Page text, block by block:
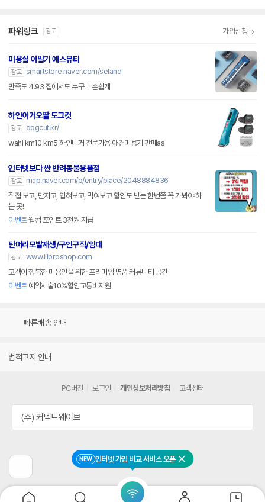
NEW 인터넷 가입 비교 서비스 오픈 닫기
파워링크 광고 가입신청
미용실 이발기 예스뷰티
광고 smartstore.naver.com/seland
만족도 4.93 집에서도 누구나 손쉽게
하인이거오팔 도그컷
광고
dogcut.kr/
wahl km10 km5 하인니거 전문가용 애견미용기 판매as
인터넷보다 싼 반려동물용품점
광고
map.naver.com/p/entry/place/2048884836
직접 보고, 만지고, 입혀보고, 먹여보고 할인도 받는 한번쯤 꼭 가봐야 하
는 곳!
이벤트웰컴 포인트 3천원 지급
탄머리모발재생/구인구직/임대
광고 www.illproshop.com
고객이 행복한 미용인을 위한 프리미엄 명품 커뮤니티 공간
이벤트예약시술10%할인교통비지원
빠른배송 안내
법적고지 안내
전
페
이
PC버전 로그인 개인정보처리방침 고객센터
(주) 커넥트웨이브